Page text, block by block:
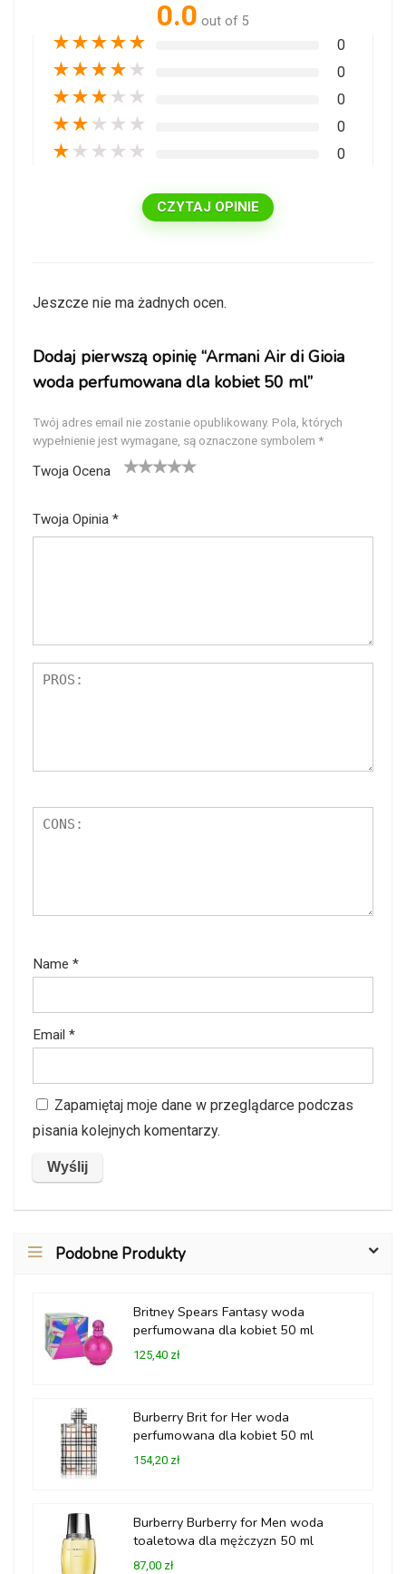
0.0 out of 5
★★★★★ 0
★★★★ ★ 0
★★★ ★ ★ 0
★★ ★ ★ ★ 0
★ ★ ★ ★ ★ 0
CZYTAJ OPINIE
Jeszcze nie ma żadnych ocen.
Dodaj pierwszą opinię “Armani Air di Gioia
woda perfumowana dla kobiet 50 ml”
Twój adres email nie zostanie opublikowany. Pola, których
wypełnienie jest wymagane, są oznaczone symbolem *
Twoja Ocena
Twoja Opinia *
Name *
Email *
Zapamiętaj moje dane w przeglądarce podczas
pisania kolejnych komentarzy.
Podobne Produkty
Britney Spears Fantasy woda
perfumowana dla kobiet 50 ml
125,40 zł
Burberry Brit for Her woda
perfumowana dla kobiet 50 ml
154,20 zł
Burberry Burberry for Men woda
toaletowa dla mężczyzn 50 ml
87,00 zł